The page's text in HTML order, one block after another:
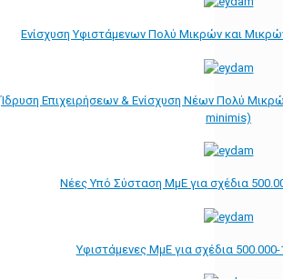
Ενίσχυση Υφιστάμενων Πολύ Μικρών και
Ίδρυση Επιχειρήσεων & Ενίσχυση Νέων Πολύ
minimis)
Νέες Υπό Σύσταση ΜμΕ για σχέδια
Υφιστάμενες ΜμΕ για σχέδια